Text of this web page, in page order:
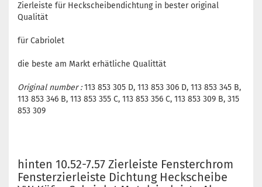
Zierleiste für Heckscheibendichtung in bester original
Qualität
für Cabriolet
die beste am Markt erhätliche Qualittät
Original number :113 853 305 D, 113 853 306 D, 113 853 345 B,
113 853 346 B, 113 853 355 C, 113 853 356 C, 113 853 309 B, 315
853 309
hinten 10.52-7.57 Zierleiste Fensterchrom
Fensterzierleiste Dichtung Heckscheibe